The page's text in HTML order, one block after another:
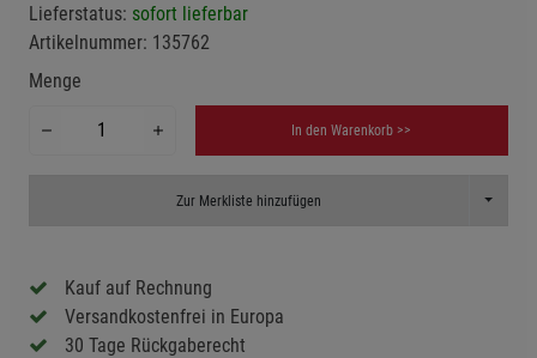
Lieferstatus: sofort lieferbar
Artikelnummer: 135762
Menge
In den Warenkorb >>
Zur Merkliste hinzufügen Toggle
Kauf auf Rechnung
Versandkostenfrei in Europa
30 Tage Rückgaberecht